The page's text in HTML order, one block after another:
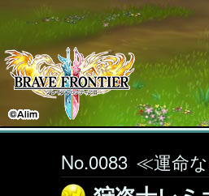
No.0083 ≪運命